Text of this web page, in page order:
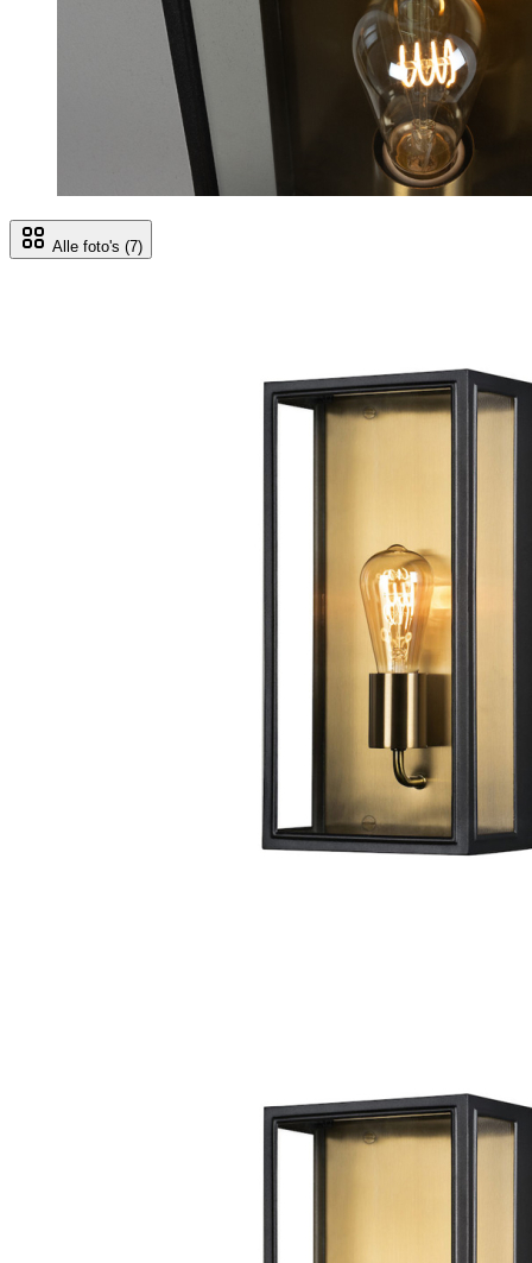
Alle foto's (7)